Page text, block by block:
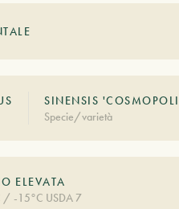
SINENSIS
Specie/varietà
ELEVATA
/ -15°C USDA 7